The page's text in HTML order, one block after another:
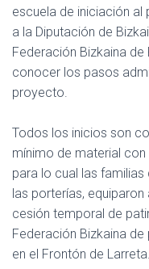
escuela de iniciación al
a la Diputación de
Federación Bizkaina
conocer los pasos
proyecto.
Todos los inicios son
mínimo de material
para lo cual las
las porterías,
cesión temporal de
Federación Bizkaina
en el Frontón de Larreta.